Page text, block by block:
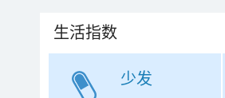
生活指数
少发